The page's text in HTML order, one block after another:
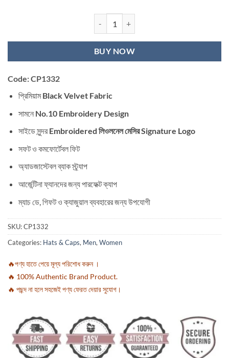
is:
৳ 650.CP1332 Messi Fan Signature Style
BUY NOW
Code: CP1332
প্রিমিয়ামBlack Velvet Fabric
সামনে No.10 Embroidery Design
সাইডে সুন্দরEmbroidered লিওলনেল মেসির Signature Logo
সফট ও কমফোর্টেবল ফিট
অ্যাডজাস্টেবল ব্যাক স্ট্র্যাপ
আর্জেন্টিনা ফ্যানদের জন্য পারফেক্ট ক্যাপ
ম্যাচ ডে, গিফট ও ক্যাজুয়াল ব্যবহারের জন্য উপযোগী
SKU:CP1332
Categories: Hats & Caps, Men,Women
🔥পণ্য হাতে পেয়ে মূল্য পরিশোধ করুন ।
🔥 100% Authentic Brand Product.
🔥 পছন্দ না হলে সহজেই পণ্য ফেরত দেয়ার সুযোগ।